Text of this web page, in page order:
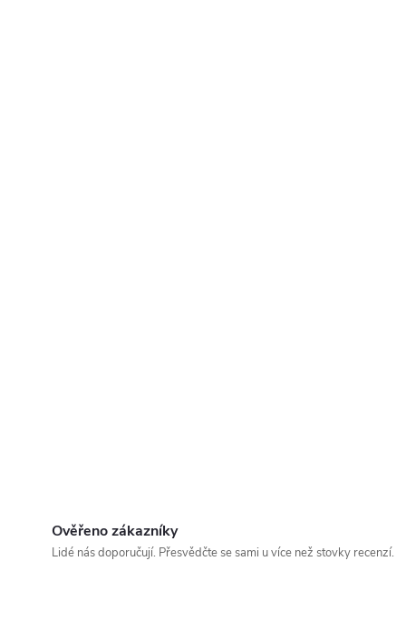
Ověřeno zákazníky
Lidé nás doporučují. Přesvědčte se sami u více než stovky recenzí.